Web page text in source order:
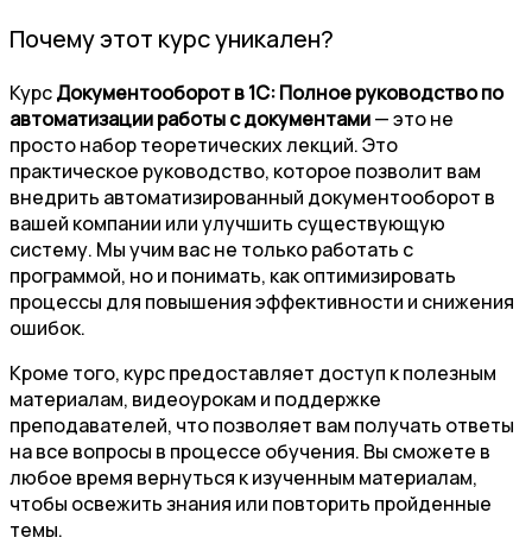
Почему этот курс уникален?
КурсДокументооборот в 1С: Полное руководство по
автоматизации работы с документами— это не
просто набор теоретических лекций. Это
практическое руководство, которое позволит вам
внедрить автоматизированный документооборот в
вашей компании или улучшить существующую
систему. Мы учим вас не только работать с
программой, но и понимать, как оптимизировать
процессы для повышения эффективности и снижения
ошибок.
Кроме того, курс предоставляет доступ к полезным
материалам, видеоурокам и поддержке
преподавателей, что позволяет вам получать ответы
на все вопросы в процессе обучения. Вы сможете в
любое время вернуться к изученным материалам,
чтобы освежить знания или повторить пройденные
темы.